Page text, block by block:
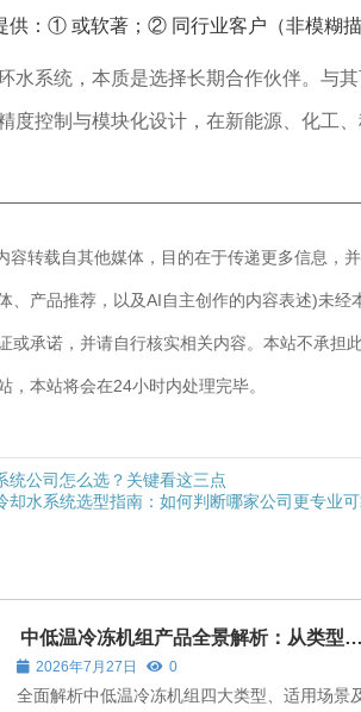
供：① 或软著；② 同行业客户（非模糊
水系统，本质是选择长期合作伙伴。与
度控制与模块化设计，在新能源、化工
容转载自其他媒体，目的在于传递更多信息，
、产品推荐，以及AI自主创作的内容表述)未
或承诺，并请自行核实相关内容。本站不承担
，本站将会在24小时内处理完毕。
统公司怎么选？关键看这三点
却水系统选型指南：如何判断哪家公司更专业
中低温冷冻机组产品全景解析：从类型到
选型指南
2026年7月27日 0
全面解析中低温冷冻机组四大类型、适用场景